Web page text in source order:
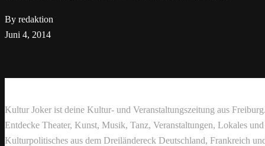
By redaktion
Juni 4, 2014
Kultur Joker ist deine Kultur- und Veranstaltungszeitung aus
Entdecke Theater, Kunst, Musik, Tanz, Veranstaltungen, Lokales und
Kulturpolitisches aus dem Dreiländereck Deutschland, Frankreich